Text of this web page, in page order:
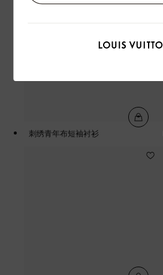
刺绣青年布短袖衬衫